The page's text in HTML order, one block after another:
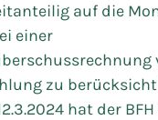
auf die
einer
zu
hat der